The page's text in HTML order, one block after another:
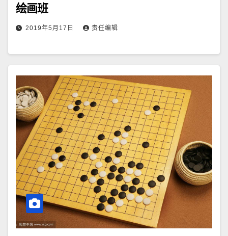
绘画班
2019年5月17日 责任编辑